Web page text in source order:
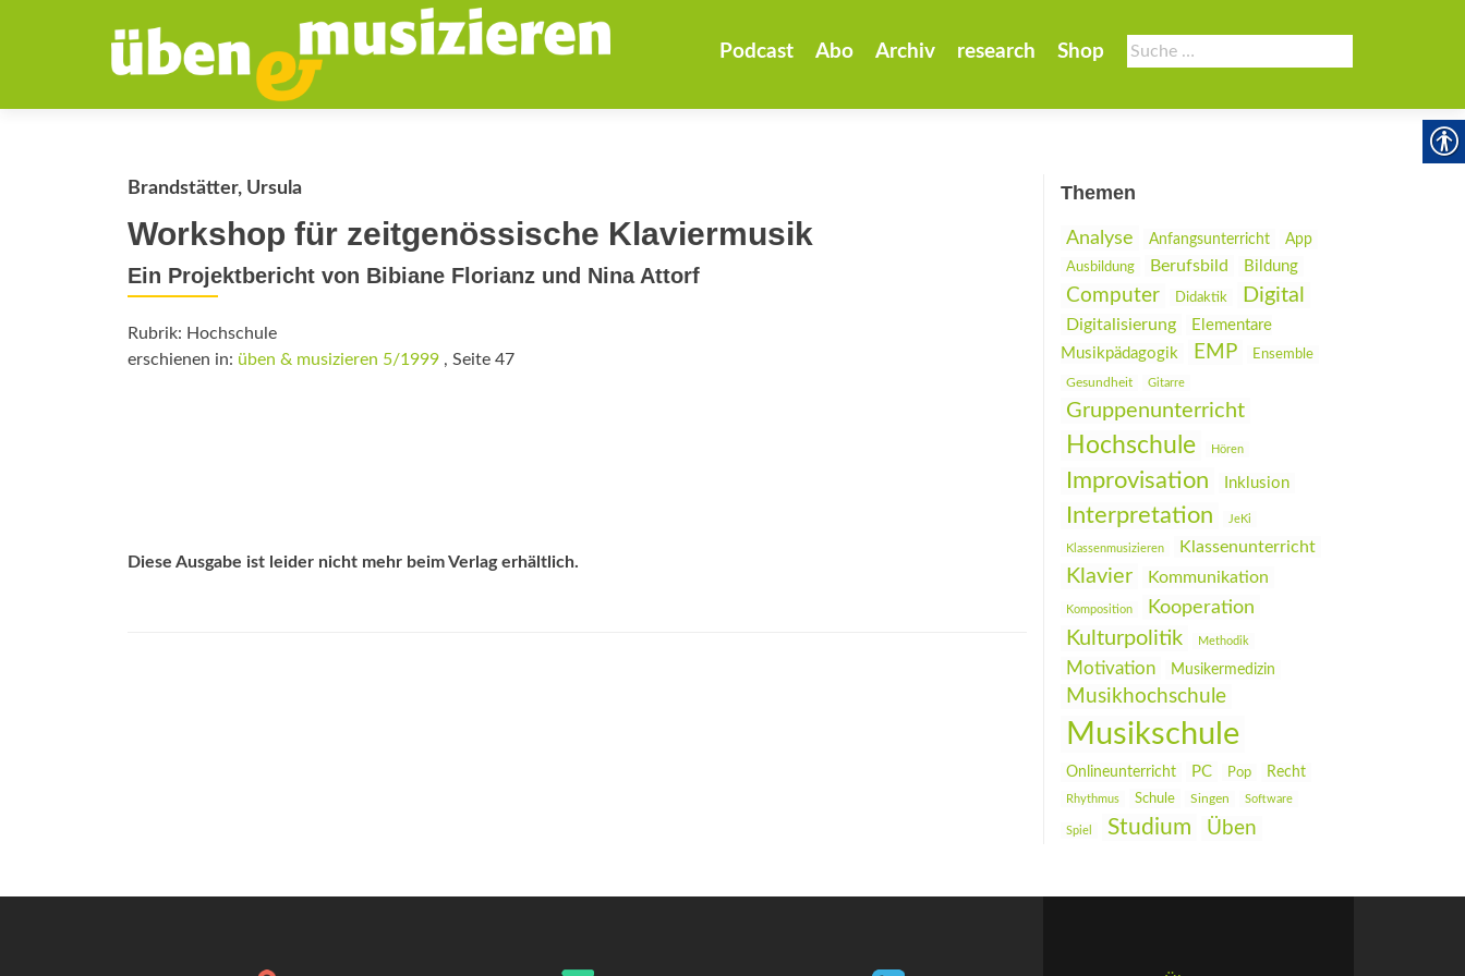
Suche
nach:
Podcast Abo Archiv research Shop
Brandstätter, Ursula
Workshop für zeitgenössische Klaviermusik
Ein Projektbericht von Bibiane Florianz und Nina Attorf
Rubrik: Hochschule
erschienen in: üben & musizieren 5/1999 , Seite 47
Diese Ausgabe ist leider nicht mehr beim Verlag erhältlich.
Themen
Analyse Anfangsunterricht
App
Ausbildung
Berufsbild Bildung
Computer Didaktik Digital
Digitalisierung
Elementare
Musikpädagogik
EMP Ensemble
Gesundheit Gitarre
Gruppenunterricht
Hochschule Hören
Improvisation Inklusion
Interpretation JeKi
Klassenmusizieren Klassenunterricht
Klavier Kommunikation
Komposition Kooperation
Kulturpolitik Methodik
Motivation Musikermedizin
Musikhochschule
Musikschule
Onlineunterricht PC Pop Recht
Rhythmus Schule Singen Software
Spiel Studium Üben